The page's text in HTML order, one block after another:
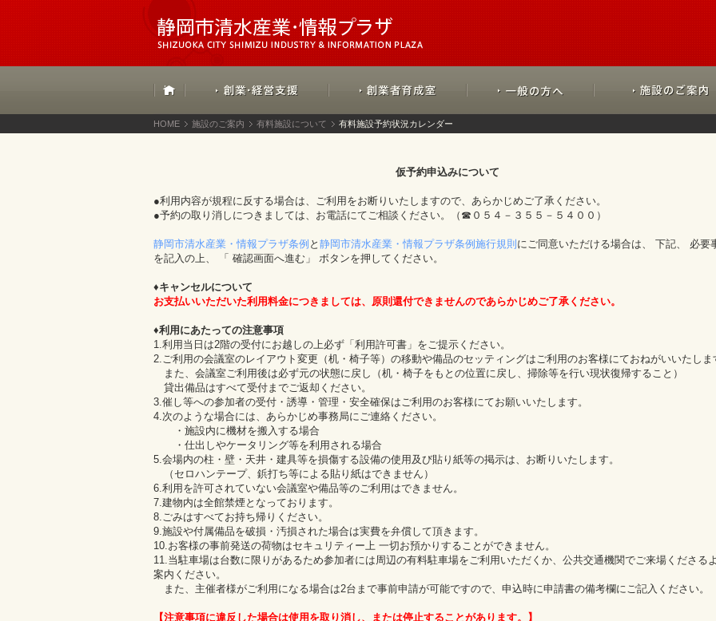
HOME 施設のご案内 有料施設について 有料施設予約状況カレンダー
仮予約申込みについて
●利用内容が規程に反する場合は、ご利用をお断りいたしますので、あらかじめご了承ください。
●予約の取り消しにつきましては、お電話にてご相談ください。（☎０５４－３５５－５４００）
静岡市清水産業・情報プラザ条例 と 静岡市清水産業・情報プラザ条例施行規則 にご同意いただける場合は、 下記、 必要
を記入の上、 「 確認画面へ進む」 ボタンを押してください。
♦キャンセルについて
お支払いいただいた利用料金につきましては、原則還付できませんのであらかじめご了承ください。
♦利用にあたっての注意事項
1.利用当日は2階の受付にお越しの上必ず「利用許可書」をご提示ください。
2.ご利用の会議室のレイアウト変更（机・椅子等）の移動や備品のセッティングはご利用のお客様にておねがいいたしま
また、会議室ご利用後は必ず元の状態に戻し（机・椅子をもとの位置に戻し、掃除等を行い現状復帰すること）
貸出備品はすべて受付までご返却ください。
3.催し等への参加者の受付・誘導・管理・安全確保はご利用のお客様にてお願いいたします。
4.次のような場合には、あらかじめ事務局にご連絡ください。
・施設内に機材を搬入する場合
・仕出しやケータリング等を利用される場合
5.会場内の柱・壁・天井・建具等を損傷する設備の使用及び貼り紙等の掲示は、お断りいたします。
（セロハンテープ、鋲打ち等による貼り紙はできません）
6.利用を許可されていない会議室や備品等のご利用はできません。
7.建物内は全館禁煙となっております。
8.ごみはすべてお持ち帰りください。
9.施設や付属備品を破損・汚損された場合は実費を弁償して頂きます。
10.お客様の事前発送の荷物はセキュリティー上 一切お預かりすることができません。
11.当駐車場は台数に限りがあるため参加者には周辺の有料駐車場をご利用いただくか、公共交通機関でご来場くださる
案内ください。
また、主催者様がご利用になる場合は2台まで事前申請が可能ですので、申込時に申請書の備考欄にご記入ください。
【注意事項に違反した場合は使用を取り消し、または停止することがあります。】